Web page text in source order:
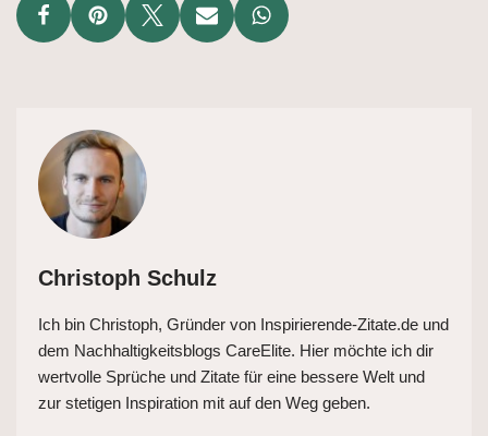
Christoph Schulz
Ich bin Christoph, Gründer von Inspirierende-Zitate.de und
dem Nachhaltigkeitsblogs CareElite. Hier möchte ich dir
wertvolle Sprüche und Zitate für eine bessere Welt und
zur stetigen Inspiration mit auf den Weg geben.